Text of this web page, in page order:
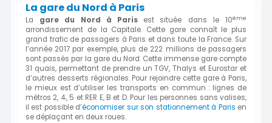
La gare du Nord à Paris
La gare du Nord à Paris est située dans le 10ème
arrondissement de la Capitale. Cette gare connaît le plus
grand trafic de passagers à Paris et dans toute la France. Sur
l’année 2017 par exemple, plus de 222 millions de passagers
sont passés par la gare du Nord. Cette immense gare compte
31 quais, permettant de prendre un TGV, Thalys et Eurostar et
d’autres desserts régionales. Pour rejoindre cette gare à Paris,
le mieux est d’utiliser les transports en commun : lignes de
métros 2, 4, 5 et RER E, B et D. Pour les personnes sans valises,
il est possible d’économiser sur son stationnement à Paris en
se déplaçant en deux roues.